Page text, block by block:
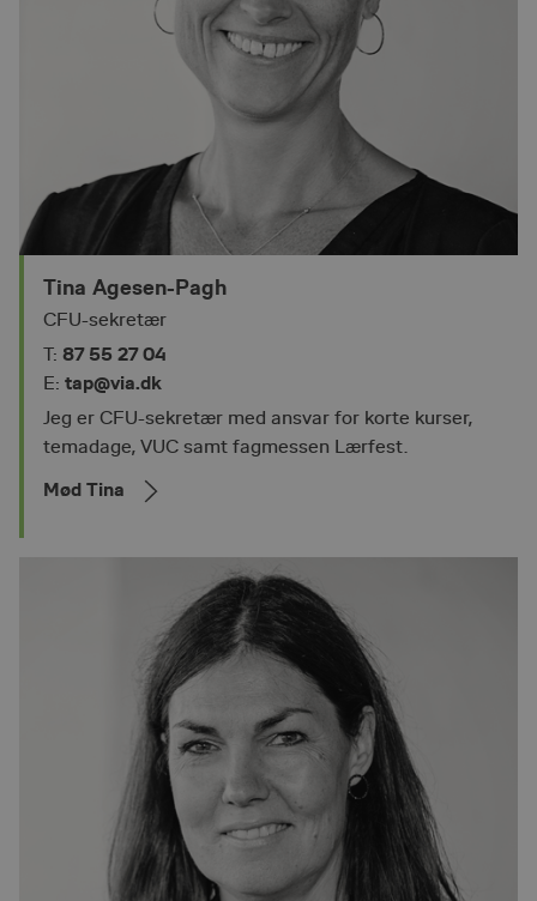
Tina Agesen-Pagh
CFU-sekretær
T: 87 55 27 04
E: tap@via.dk
Jeg er CFU-sekretær med ansvar for korte kurser,
temadage, VUC samt fagmessen Lærfest.
Mød Tina